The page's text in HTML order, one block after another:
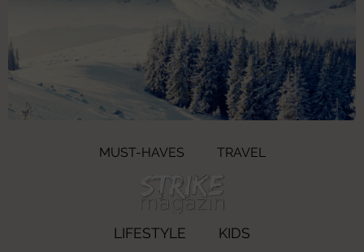
MUST-HAVES TRAVEL
LIFESTYLE KIDS